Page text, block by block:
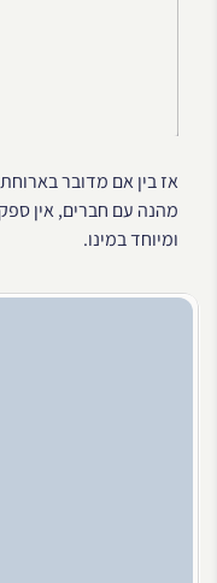
אז בין אם מדובר
מהנה עם חברים, אין
ומיוחד במינו.